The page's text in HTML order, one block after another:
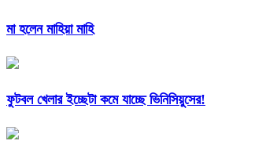
মা হলেন মাহিয়া মাহি
ফুটবল খেলার ইচ্ছেটা কমে যাচ্ছে ভিনিসিয়ুসের!